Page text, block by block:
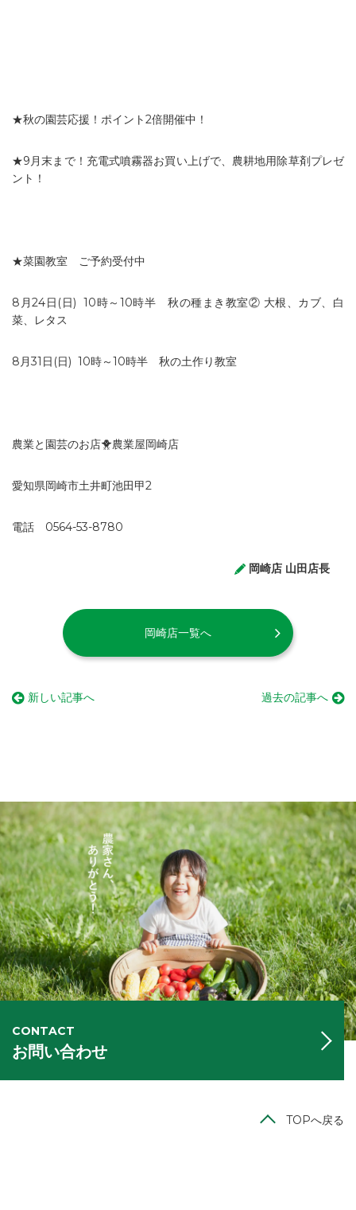
★秋の園芸応援！ポイント2倍開催中！
★9月末まで！充電式噴霧器お買い上げで、農耕地用除草剤プレゼ
ント！
★菜園教室 ご予約受付中
8月24日 (日)10時～10時半 秋の種まき教室② 大根、カブ、白
菜、レタス
8月31日 (日) 10時～10時半 秋の土作り教室
農業と園芸のお店🐥農業屋岡崎店
愛知県岡崎市土井町池田甲2
電話 0564-53-8780
岡崎店 山田店長
岡崎店一覧へ
新しい記事へ 過去の記事へ
CONTACT
お問い合わせ
TOPへ戻る